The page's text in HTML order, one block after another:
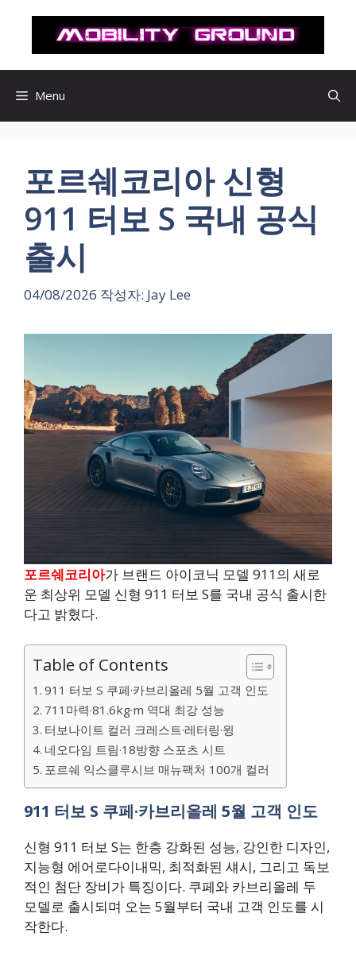
로
Menu
포르쉐코리아 신형
911 터보 S 국내 공식
출시
04/08/2026 작성자: Jay Lee
포르쉐코리아가 브랜드 아이코닉 모델 911의 새로
운 최상위 모델 신형 911 터보 S를 국내 공식 출시한
다고 밝혔다.
Table of Contents
911 터보 S 쿠페·카브리올레 5월 고객 인도
711마력·81.6kg·m 역대 최강 성능
터보나이트 컬러 크레스트·레터링·윙
네오다임 트림·18방향 스포츠 시트
포르쉐 익스클루시브 매뉴팩처 100개 컬러
911 터보 S 쿠페·카브리올레 5월 고객 인도
신형 911 터보 S는 한층 강화된 성능, 강인한 디자인,
지능형 에어로다이내믹, 최적화된 섀시, 그리고 독보
적인 첨단 장비가 특징이다. 쿠페와 카브리올레 두
모델로 출시되며 오는 5월부터 국내 고객 인도를 시
작한다.